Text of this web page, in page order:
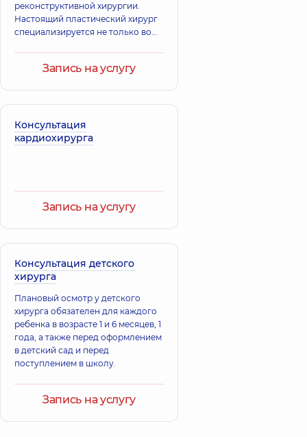
реконструктивной хирургии.
Настоящий пластический хирург
специализируется не только во
хирургических вмешательств
помогает повысить самооценку,
преодолеть комплексы и
Запись на услугу
Консультация
кардиохирурга
Запись на услугу
Консультация детского
хирурга
Плановый осмотр у детского
хирурга обязателен для каждого
ребенка в возрасте 1 и 6 месяцев, 1
года, а также перед оформлением
в детский сад и перед
поступлением в школу.
Запись на услугу